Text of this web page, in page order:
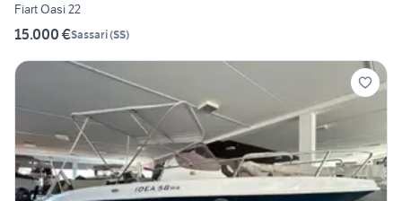
Fiart Oasi 22
15.000 €Sassari(SS)